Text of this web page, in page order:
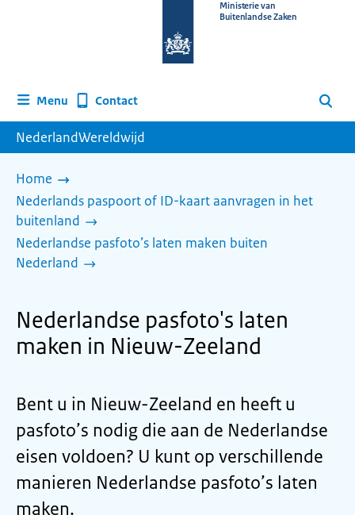
homepage
Ministerie van
Buitenlandse Zaken
Menu Contact Zoeken
NederlandWereldwijd
Home
Nederlands paspoort of ID-kaart aanvragen in het
buitenland
Nederlandse pasfoto’s laten maken buiten
Nederland
Nederlandse pasfoto's laten
maken in Nieuw-Zeeland
Bent u in Nieuw-Zeeland en heeft u
pasfoto’s nodig die aan de Nederlandse
eisen voldoen? U kunt op verschillende
manieren Nederlandse pasfoto’s laten
maken.